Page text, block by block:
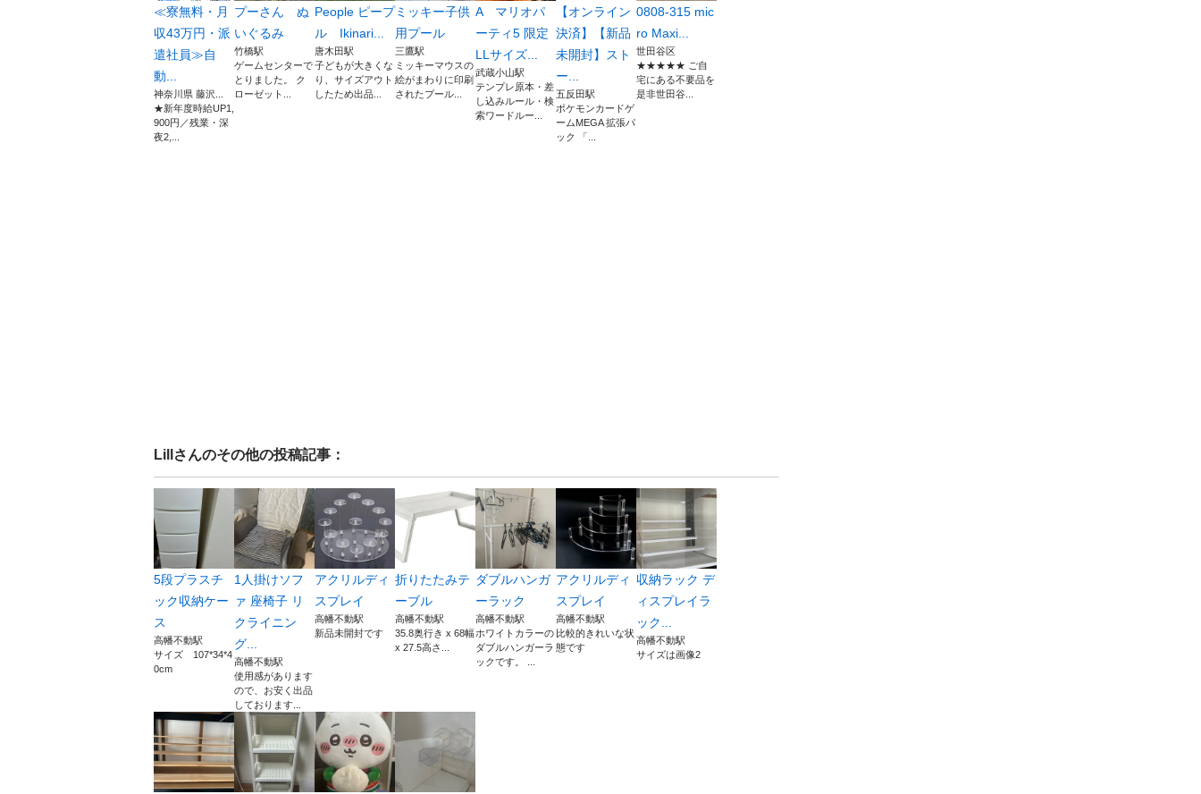
≪寮無料・月
収43万円・派
遣社員≫自
動...
神奈川県 藤沢...
★新年度時給UP1,
900円／残業・深
夜2,...
プーさん ぬ
いぐるみ
竹橋駅
ゲームセンターで
とりました。 ク
ローゼット...
People ピープ
ル Ikinari...
唐木田駅
子どもが大きくな
り、サイズアウト
したため出品...
ミッキー子供
用プール
三鷹駅
ミッキーマウスの
絵がまわりに印刷
されたプール...
A マリオパ
ーティ5 限定
LLサイズ...
武蔵小山駅
テンプレ原本・差
し込みルール・検
索ワードルー...
【オンライン
決済】【新品
未開封】スト
ー...
五反田駅
ポケモンカードゲ
ームMEGA 拡張パ
ック 「...
0808-315 mic
ro Maxi...
世田谷区
★★★★★ ご自
宅にある不要品を
是非世田谷...
Lill さんのその他の投稿記事：
5段プラスチ
ック収納ケー
ス
高幡不動駅
サイズ 107*34*4
0cm
1人掛けソフ
ァ 座椅子 リ
クライニン
グ...
高幡不動駅
使用感があります
ので、お安く出品
しております...
アクリルディ
スプレイ
高幡不動駅
新品未開封です
折りたたみテ
ーブル
高幡不動駅
35.8奥行き x 68幅
x 27.5高さ...
ダブルハンガ
ーラック
高幡不動駅
ホワイトカラーの
ダブルハンガーラ
ックです。 ...
アクリルディ
スプレイ
高幡不動駅
比較的きれいな状
態です
収納ラック デ
ィスプレイラ
ック...
高幡不動駅
サイズは画像2